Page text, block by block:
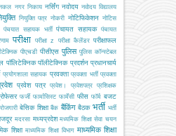
नगर निकाय नर्सिंग नवोदय नवोदय विद्यालय
नियुक्ति पत्र नोकरी नोटिफिकेशन नोटिस
पंचयात सहायक भर्ती पंचायत सहायक पंचायत
परीक्षा परीक्षा z परीक्षा कैलेंडर परीक्षाफल
पीएचडी पीसीएस पुलिस पुलिस कॉन्स्टेबल
पॉलिटेक्निक पॉलीटेक्निक प्रदर्शन प्रधानचार्य
प्रयोगशाला सहायक प्रवक्ता प्रवक्ता भर्ती प्रवक्ता
प्रवेश पत्र प्रवेश। प्रवेशपत्र प्रशिक्षक
फर्जी फार्मासिस्ट फार्मेसी फीस फॉर्म बजट
बेसिक शिक्षा बैंक बैंकिंग बैठक भर्ती भर्ती
मदरसा मध्यप्रदेश मध्यमिक शिक्षा सेवा चयन
शिक्षा माध्यमिक शिक्षा विभाग माध्यमिक शिक्षा